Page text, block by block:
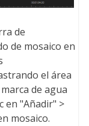
de
de mosaico en
el área
de agua
en "Añadir" >
mosaico.